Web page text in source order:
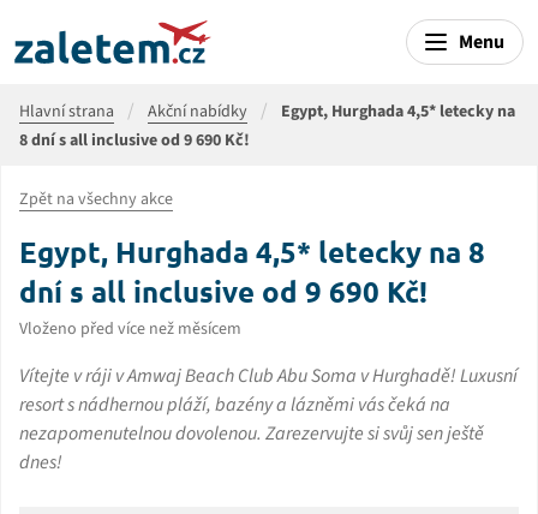
Menu
Hlavní strana Akční nabídky
Egypt, Hurghada 4,5* letecky na
8 dní s all inclusive od 9 690 Kč!
Zpět na všechny akce
Egypt, Hurghada 4,5* letecky na 8
dní s all inclusive od 9 690 Kč!
Vloženo před více než měsícem
Vítejte v ráji v Amwaj Beach Club Abu Soma v Hurghadě! Luxusní
resort s nádhernou pláží, bazény a lázněmi vás čeká na
nezapomenutelnou dovolenou. Zarezervujte si svůj sen ještě
dnes!